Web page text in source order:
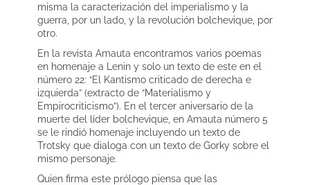
misma la caracterización del imperialismo y la
guerra, por un lado, y la revolución bolchevique, por
otro.
En la revista Amauta encontramos varios poemas
en homenaje a Lenin y solo un texto de este en el
número 22: “El Kantismo criticado de derecha e
izquierda” (extracto de “Materialismo y
Empirocriticismo”). En el tercer aniversario de la
muerte del líder bolchevique, en Amauta número 5
se le rindió homenaje incluyendo un texto de
Trotsky que dialoga con un texto de Gorky sobre el
mismo personaje.
Quien firma este prólogo piensa que las